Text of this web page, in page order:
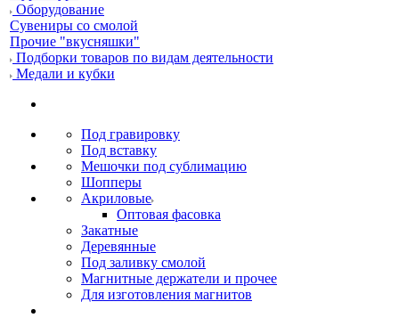
Оборудование
Сувениры со смолой
Прочие "вкусняшки"
Подборки товаров по видам деятельности
Медали и кубки
Под гравировку
Под вставку
Мешочки под сублимацию
Шопперы
Акриловые
Оптовая фасовка
Закатные
Деревянные
Под заливку смолой
Магнитные держатели и прочее
Для изготовления магнитов